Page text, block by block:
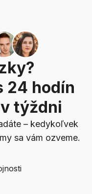
24 hodín
týždni
– kedykoľvek
sa vám ozveme.